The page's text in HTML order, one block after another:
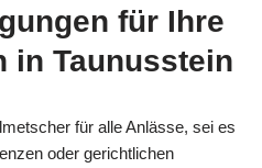
für Ihre
in Taunusstein
für alle Anlässe, sei es
oder gerichtlichen